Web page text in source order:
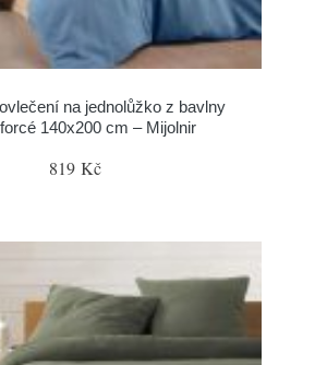
na jednolůžko z bavlny
140x200 cm – Mijolnir
819 Kč